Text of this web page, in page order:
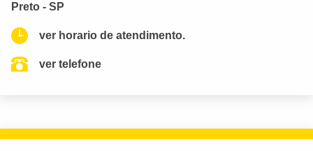
Preto - SP
ver horario de atendimento.
ver telefone